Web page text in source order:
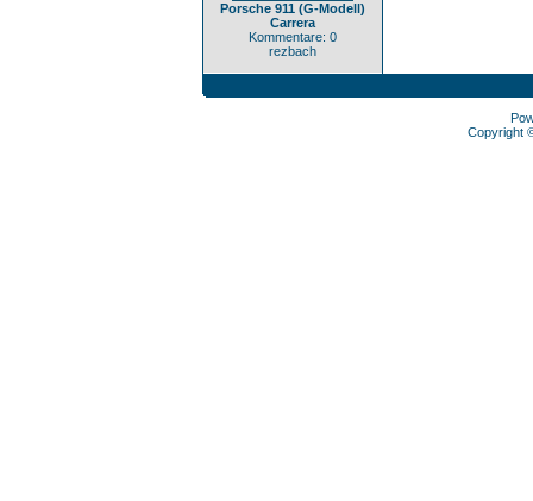
Porsche 911 (G-Modell)
Carrera
Kommentare: 0
rezbach
Copyright